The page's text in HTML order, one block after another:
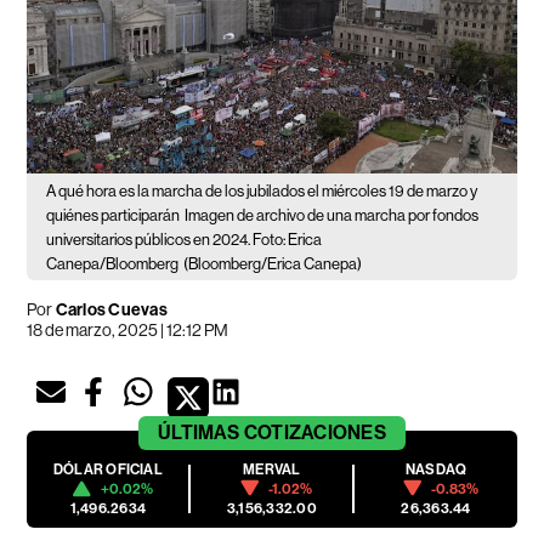
A qué hora es la marcha de los jubilados el miércoles 19 de marzo y
quiénes participarán Imagen de archivo de una marcha por fondos
universitarios públicos en 2024. Foto: Erica
Canepa/Bloomberg (Bloomberg/Erica Canepa)
PorCarlos Cuevas
18 de marzo, 2025 | 12:12 PM
ÚLTIMAS COTIZACIONES
DÓLAR OFICIAL
+0.02%
1,496.2634
MERVAL
-1.02%
3,156,332.00
NASDAQ
-0.83%
26,363.44